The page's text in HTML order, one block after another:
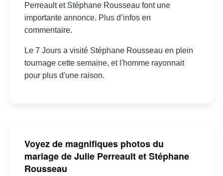
Perreault et Stéphane Rousseau font une
importante annonce. Plus d’infos en
commentaire.
Le 7 Jours a visité Stéphane Rousseau en plein
tournage cette semaine, et l'homme rayonnait
pour plus d'une raison.
Voyez de magnifiques photos du
mariage de Julie Perreault et Stéphane
Rousseau